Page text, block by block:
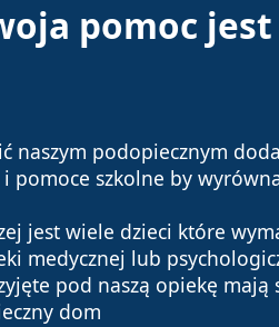
pomoc jest
naszym podopiecznym
pomoce szkolne by
jest wiele dzieci które
medycznej lub
pod naszą opiekę mają
dom